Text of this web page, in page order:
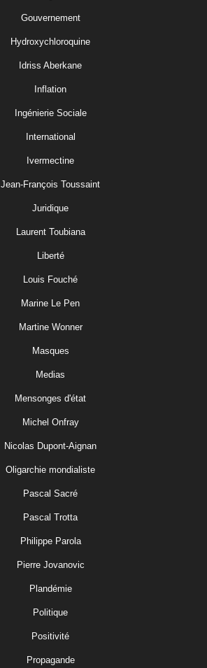
Gouvernement
Hydroxychloroquine
Idriss Aberkane
Inflation
Ingénierie Sociale
International
Ivermectine
Jean-François Toussaint
Juridique
Laurent Toubiana
Liberté
Louis Fouché
Marine Le Pen
Martine Wonner
Masques
Medias
Mensonges d'état
Michel Onfray
Nicolas Dupont-Aignan
Oligarchie mondialiste
Pascal Sacré
Pascal Trotta
Philippe Parola
Pierre Jovanovic
Plandémie
Politique
Positivité
Propagande